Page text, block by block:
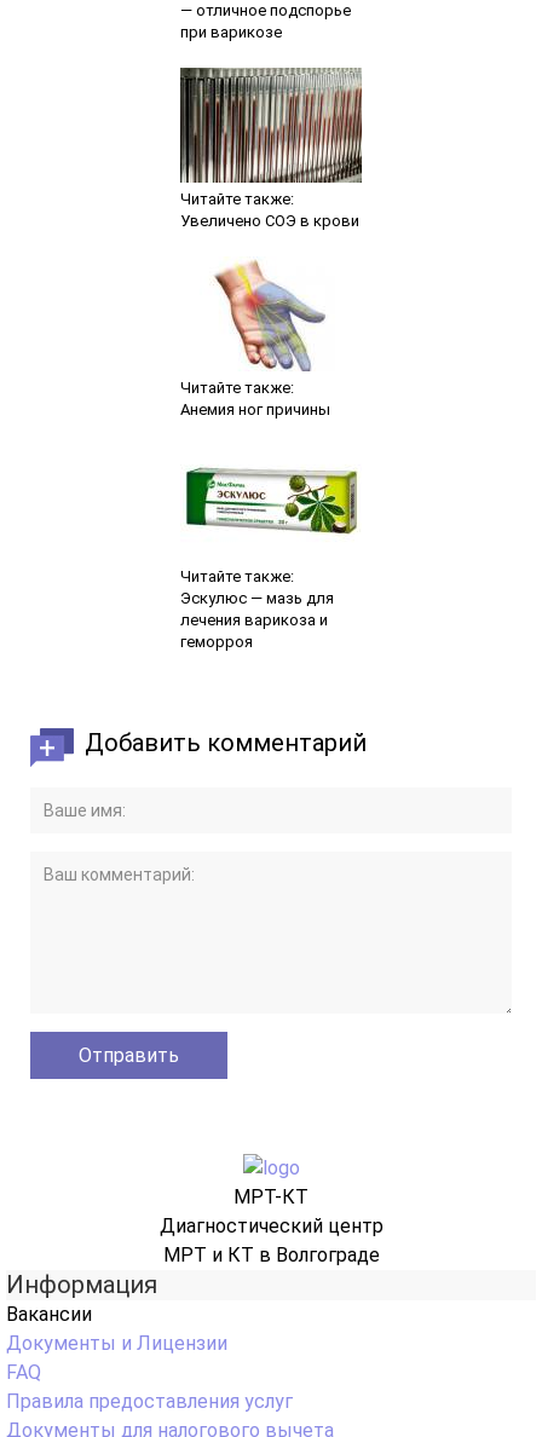
— отличное подспорье
при варикозе
Читайте также:
Увеличено СОЭ в крови
Читайте также:
Анемия ног причины
Читайте также:
Эскулюс — мазь для
лечения варикоза и
геморроя
Добавить комментарий
МРТ-КТ
Диагностический центр
МРТ и КТ в Волгограде
Информация
Вакансии
Документы и Лицензии
FAQ
Правила предоставления услуг
Документы для налогового вычета